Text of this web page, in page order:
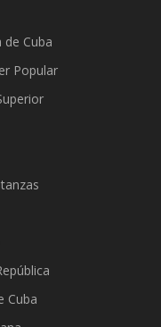
de Cuba
Popular
Cuba